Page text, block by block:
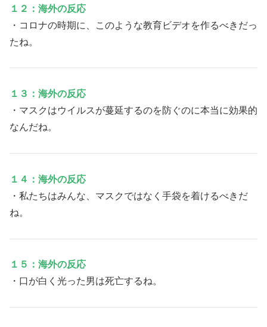
１２：海外の反応
・コロナの時期に、このような教育ビデオを作るべきだっ
たね。
１３：海外の反応
・マスクはウイルスが蔓延するのを防ぐのに本当に効果的
なんだね。
１４：海外の反応
・私たちはみんな、マスクではなく手袋を着けるべきだ
ね。
１５：海外の反応
・口が白く光った男は死亡するね。